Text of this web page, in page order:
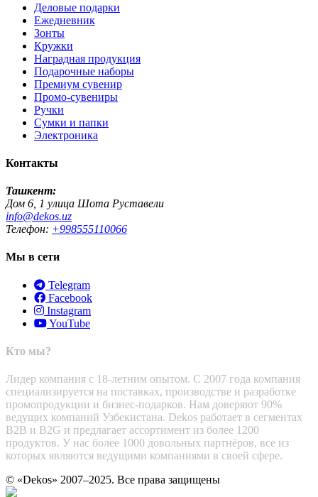
Деловые подарки
Ежедневник
Зонты
Кружки
Наградная продукция
Подарочные наборы
Премиум сувенир
Промо-сувениры
Ручки
Сумки и папки
Электроника
Контакты
Ташкент:
Дом 6, 1 улица Шота Руставели
info@dekos.uz
Телефон: +998555110066
Мы в сети
Telegram
Facebook
Instagram
YouTube
Кто мы?
Лидер компания с 18-летним опытом. С 2007 года компания
специализируется на поставках, производстве и разработке
промопродукции и бизнес-подарков. Нам доверяют 90%
ведущих компаний Узбекистана. Dekos работает в сегментах
B2B и B2G и предлагает ассортимент из более 1200
продуктов. У нас более 1000 довольных партнёров, все из
которых являются ведущими компаниями в своей сфере.
© «Dekos» 2007–2025. Все права защищены